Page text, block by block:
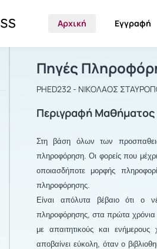
Αρχική Εγγραφή
Μάθημα : Πηγές
Πηγές
PHED232 - ΝΙΚΟΛΑΟΣ
Περιγραφή Μαθήματος
Στη βάση όλων των
πληροφόρηση. Οι φορείς που
οποιασδήποτε μορφής
πληροφόρησης.
Είναι απόλυτα βέβαιο ότι ο
πληροφόρησης, στα πρώτα χρόνια
με απαιτητικούς και
αποβαίνει εύκολη, όταν ο